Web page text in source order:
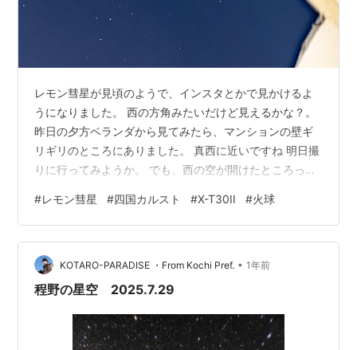
レモン彗星が見頃のようで、インスタとかで見かけるよ
うになりました。 西の方角みたいだけど見えるかな？。
昨日の夕方ベランダから見てみたら、マンションの壁ギ
リギリのところにありました。 真西に近いですね 明日撮
りに行ってみようか。 でも、西の空が開けたところって
りに四国カルストに行きました。 kotaro-
paradise.hatenablog.jp って事で、四国カルストに向か
います。 星ふるヴィレッジあたりは雲だらけ。 ちょっと
厳しいかな？。 とりあえず美しすぎる日の入り。
FUJIFILM X-T30II + XF16-55mm F2.8…
#レモン彗星 #四国カルスト #X-T30II #火球
KOTARO-PARADISE ・From Kochi Pref. • 1年前
程野の星空 2025.7.29